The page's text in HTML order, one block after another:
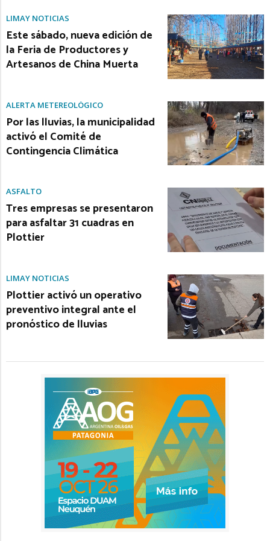
LIMAY NOTICIAS
Este sábado, nueva edición de
la Feria de Productores y
Artesanos de China Muerta
ALERTA METEREOLÓGICO
Por las lluvias, la municipalidad
activó el Comité de
Contingencia Climática
ASFALTO
Tres empresas se presentaron
para asfaltar 31 cuadras en
Plottier
LIMAY NOTICIAS
Plottier activó un operativo
preventivo integral ante el
pronóstico de lluvias